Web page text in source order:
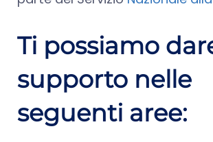
Ti possiamo
supporto nelle
seguenti aree: